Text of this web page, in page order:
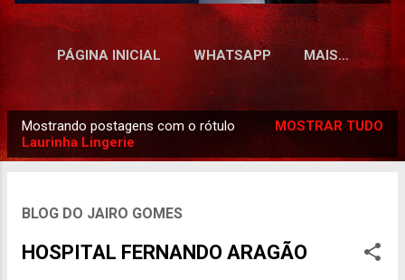
PÁGINA INICIAL WHATSAPP MAIS…
o
Mostrando postagens com o rótulo
Laurinha Lingerie
MOSTRAR TUDO
BLOG DO JAIRO GOMES
HOSPITAL FERNANDO ARAGÃO